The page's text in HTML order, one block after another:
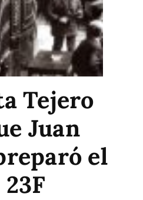
Tejero
Juan
el